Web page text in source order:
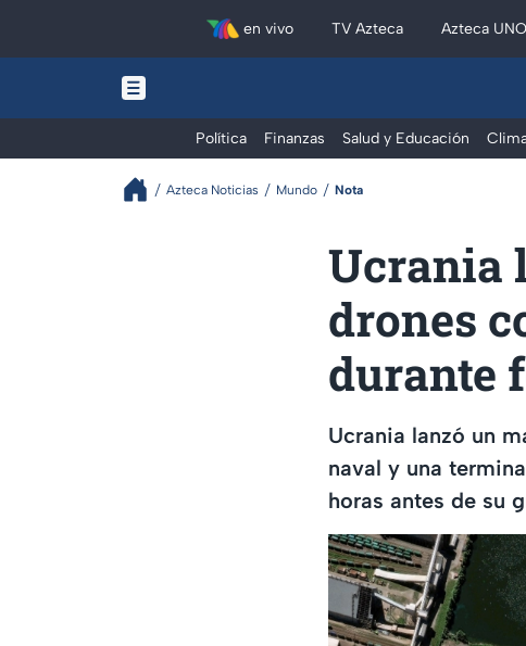
en vivo TV Azteca Azteca UNO
Política Finanzas Salud y Educación
Azteca Noticias Mundo Nota
Ucrania
drones
durante
Ucrania lanzó un
naval y una
horas antes de su